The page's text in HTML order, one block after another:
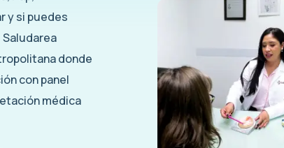
y si puedes
Saludarea
donde
con panel
médica